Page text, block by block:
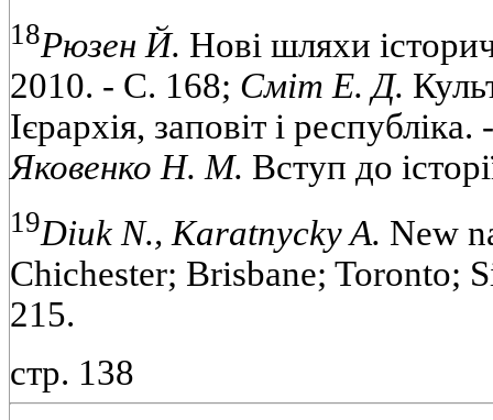
18Рюзен Й. Нові шляхи
2010. - С. 168; Сміт Е. Д.
Ієрархія, заповіт і
Яковенко Н. М. Вступ до
19Diuk N., Karatnycky A. New
Chichester; Brisbane; Toronto;
215.
стр. 138